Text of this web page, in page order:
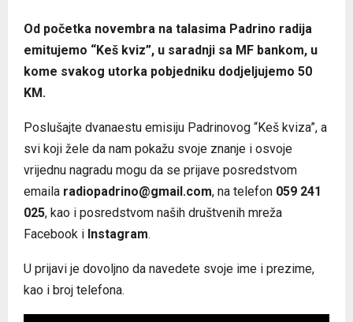
Od početka novembra na talasima Padrino radija
emitujemo “Keš kviz”, u saradnji sa MF bankom, u
kome svakog utorka pobjedniku dodjeljujemo 50
KM.
Poslušajte dvanaestu emisiju Padrinovog “Keš kviza”, a
svi koji žele da nam pokažu svoje znanje i osvoje
vrijednu nagradu mogu da se prijave posredstvom
emaila radiopadrino@gmail.com, na telefon 059 241
025, kao i posredstvom naših društvenih mreža
Facebook i Instagram.
U prijavi je dovoljno da navedete svoje ime i prezime,
kao i broj telefona.